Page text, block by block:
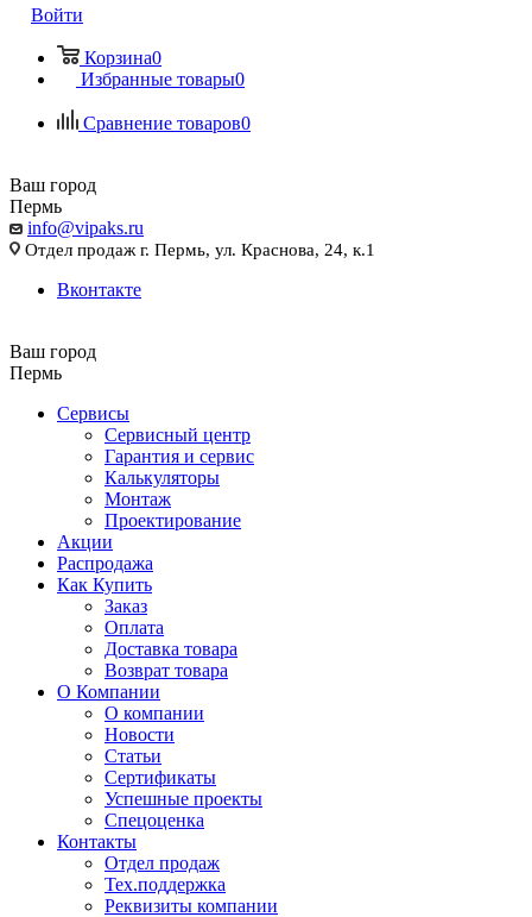
Войти
Корзина0
Избранные товары0
Сравнение товаров0
Ваш город
Пермь
info@vipaks.ru
Отдел продаж г. Пермь, ул. Краснова, 24, к.1
Вконтакте
Ваш город
Пермь
Сервисы
Сервисный центр
Гарантия и сервис
Калькуляторы
Монтаж
Проектирование
Акции
Распродажа
Как Купить
Заказ
Оплата
Доставка товара
Возврат товара
О Компании
О компании
Новости
Статьи
Сертификаты
Успешные проекты
Спецоценка
Контакты
Отдел продаж
Тех.поддержка
Реквизиты компании